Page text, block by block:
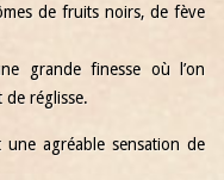
de fruits noirs, de fève
grande finesse où l’on
de réglisse.
une agréable sensation de